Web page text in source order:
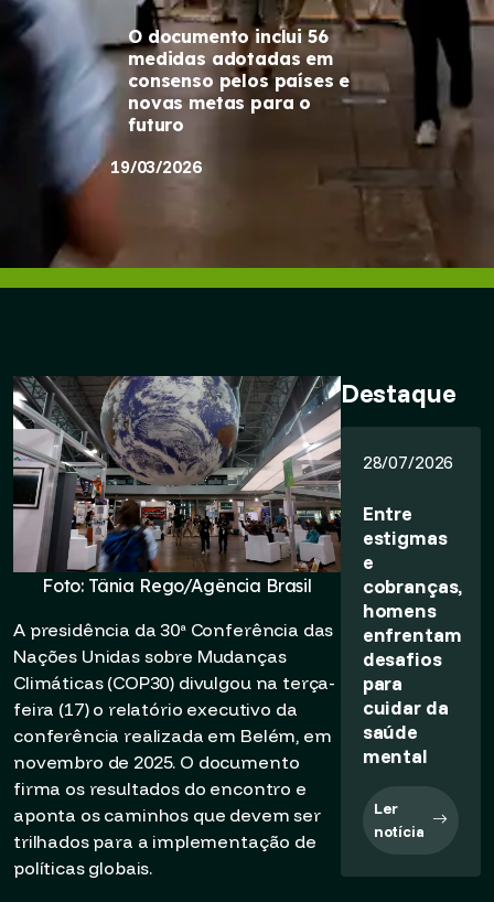
O documento inclui 56
medidas adotadas em
consenso pelos países e
novas metas para o
futuro
19/03/2026
Foto: Tânia Rego/Agência Brasil
A presidência da 30ª Conferência das
Nações Unidas sobre Mudanças
Climáticas (COP30) divulgou na terça-
feira (17) o relatório executivo da
conferência realizada em Belém, em
novembro de 2025. O documento
firma os resultados do encontro e
aponta os caminhos que devem ser
trilhados para a implementação de
políticas globais.
Destaque
28/07/2026
Entre
estigmas
e
cobranças,
homens
enfrentam
desafios
para
cuidar da
saúde
mental
Ler
notícia